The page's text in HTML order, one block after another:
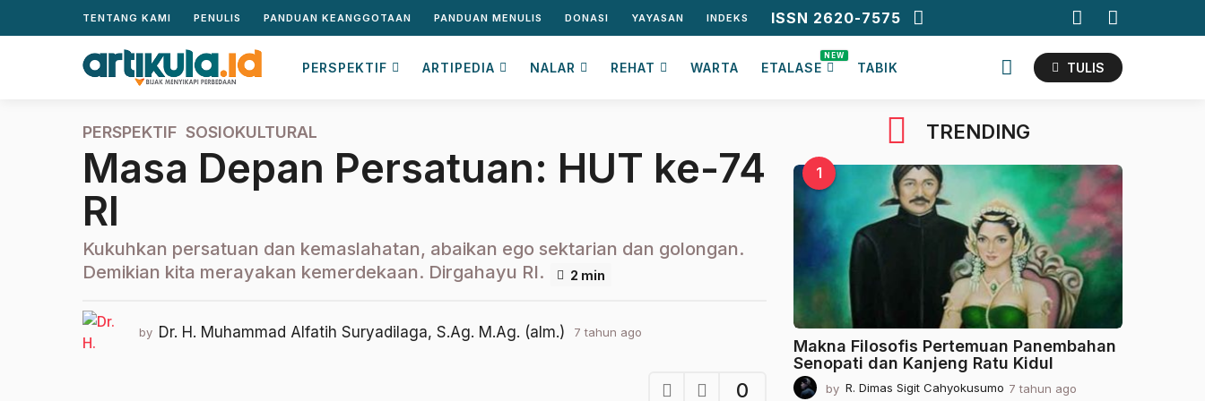
TENTANG KAMI PENULIS PANDUAN KEANGGOTAAN PANDUAN MENULIS DONASI YAYASAN INDEKS ISSN 2620-7575
PERSPEKTIF ARTIPEDIA NALAR REHAT WARTA ETALASE
NEW
TABIK TULIS
7
t
h
u
n
a
g
2
t
PERSPEKTIF ,
SOSIOKULTURAL
Masa Depan Persatuan: HUT ke-74
RI
Kukuhkan persatuan dan kemaslahatan, abaikan ego sektarian dan golongan.
Demikian kita merayakan kemerdekaan. Dirgahayu RI.
2 min
by Dr. H. Muhammad Alfatih Suryadilaga, S.Ag. M.Ag. (alm.) 7 tahun ago
0
TRENDING
1
Makna Filosofis Pertemuan Panembahan
Senopati dan Kanjeng Ratu Kidul
by R. Dimas Sigit Cahyokusumo 7 tahun ago